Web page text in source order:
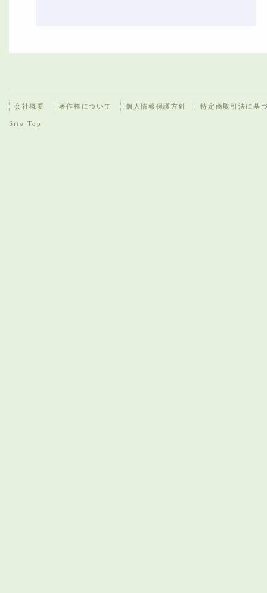
会社概要 著作権について 個人情報保護方針 特定商取引法に基
Site Top